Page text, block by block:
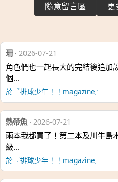
隨意留言區 更
珊· 2026-07-21
角色們也一起長大的完結後追加
個…
於『排球少年！！magazine』
熱帶魚 · 2026-07-21
兩本我都買了！第二本及川牛島
級…
於『排球少年！！magazine』